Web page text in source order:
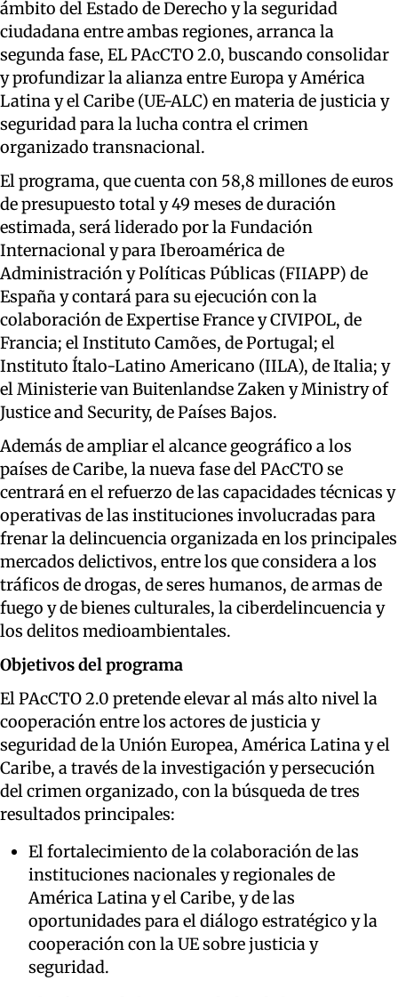
ámbito del Estado de Derecho y la seguridad
ciudadana entre ambas regiones, arranca la
segunda fase, EL PAcCTO 2.0, buscando consolidar
y profundizar la alianza entre Europa y América
Latina y el Caribe (UE-ALC) en materia de justicia y
seguridad para la lucha contra el crimen
organizado transnacional.
El programa, que cuenta con 58,8 millones de euros
de presupuesto total y 49 meses de duración
estimada, será liderado por la Fundación
Internacional y para Iberoamérica de
Administración y Políticas Públicas (FIIAPP) de
España y contará para su ejecución con la
colaboración de Expertise France y CIVIPOL, de
Francia; el Instituto Camões, de Portugal; el
Instituto Ítalo-Latino Americano (IILA), de Italia; y
el Ministerie van Buitenlandse Zaken y Ministry of
Justice and Security, de Países Bajos.
Además de ampliar el alcance geográfico a los
países de Caribe, la nueva fase del PAcCTO se
centrará en el refuerzo de las capacidades técnicas y
operativas de las instituciones involucradas para
frenar la delincuencia organizada en los principales
mercados delictivos, entre los que considera a los
tráficos de drogas, de seres humanos, de armas de
fuego y de bienes culturales, la ciberdelincuencia y
los delitos medioambientales.
Objetivos del programa
El PAcCTO 2.0 pretende elevar al más alto nivel la
cooperación entre los actores de justicia y
seguridad de la Unión Europea, América Latina y el
Caribe, a través de la investigación y persecución
del crimen organizado, con la búsqueda de tres
resultados principales:
El fortalecimiento de la colaboración de las
instituciones nacionales y regionales de
América Latina y el Caribe, y de las
oportunidades para el diálogo estratégico y la
cooperación con la UE sobre justicia y
seguridad.